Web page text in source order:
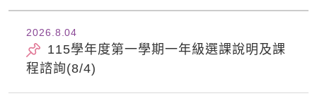
04
2026.8
程諮詢(8/4)